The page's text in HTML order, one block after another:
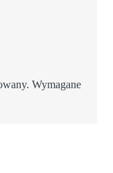
Wymagane